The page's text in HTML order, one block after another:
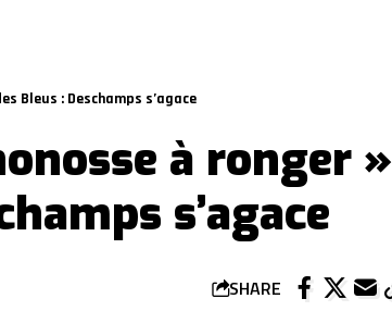
Bleus : Deschamps s’agace
à ronger »
s’agace
SHARE